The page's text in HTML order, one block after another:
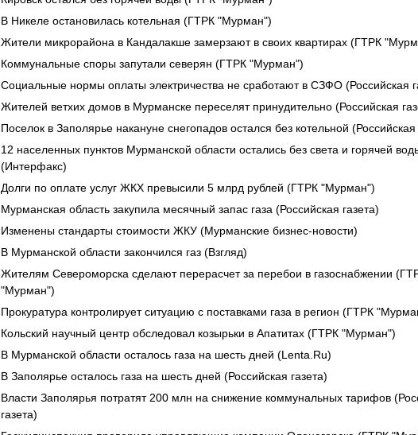
В Никеле остановилась котельная (ГТРК "Мурман")
Жители микрорайона в Кандалакше замерзают в своих квартирах (ГТРК
Коммунальные споры запутали северян (ГТРК "Мурман")
Социальные нормы оплаты электричества не сработают в СЗФО (Российская
Жителей ветхих домов в Мурманске переселят принудительно (Российская
Поселок в Заполярье накануне снегопадов остался без котельной (Российская
12 населенных пунктов Мурманской области остались без света и горячей
(Интерфакс)
Долги по оплате услуг ЖКХ превысили 5 млрд рублей (ГТРК "Мурман")
Мурманская область закупила месячный запас газа (Российская газета)
Изменены стандарты стоимости ЖКУ (Мурманские бизнес-новости)
В Мурманской области закончился газ (Взгляд)
Жителям Североморска сделают перерасчет за перебои в газоснабжении
"Мурман")
Прокуратура контролирует ситуацию с поставками газа в регион (ГТРК
Кольский научный центр обследовал козырьки в Апатитах (ГТРК "Мурман")
В Мурманской области осталось газа на шесть дней (Lenta.Ru)
В Заполярье осталось газа на шесть дней (Российская газета)
Власти Заполярья потратят 200 млн на снижение коммунальных тарифов
газета)